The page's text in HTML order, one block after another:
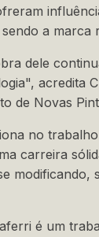
a marca
dele
acredita
de Novas
no
carreira
modificando,
é um